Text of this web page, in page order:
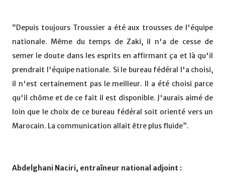
“Depuis toujours Troussier a été aux trousses de l'équipe
nationale. Même du temps de Zaki, il n'a de cesse de
semer le doute dans les esprits en affirmant ça et là qu'il
prendrait l'équipe nationale. Si le bureau fédéral l'a choisi,
il n'est certainement pas le meilleur. Il a été choisi parce
qu'il chôme et de ce fait il est disponible. J'aurais aimé de
loin que le choix de ce bureau fédéral soit orienté vers un
Marocain. La communication allait être plus fluide”.
Abdelghani Naciri, entraîneur national adjoint :